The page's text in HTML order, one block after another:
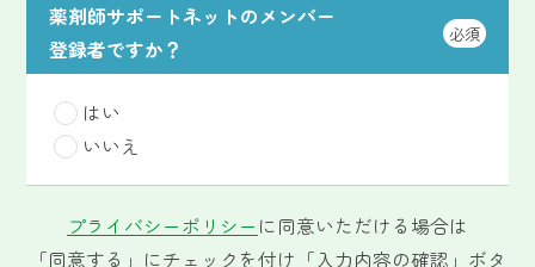
薬剤師サポートネットのメンバー
登録者ですか？
必須
はい
いいえ
プライバシーポリシー に同意いただける場合は
「同意する」にチェックを付け「入力内容の確認」ボタ